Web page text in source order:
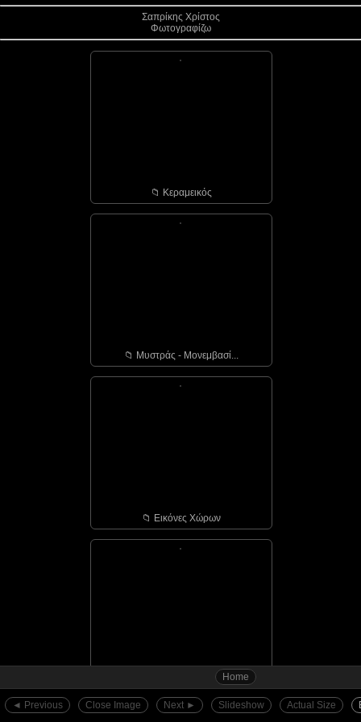
Home
◄︎ Previous Close Image Next ►︎ Slideshow Actual Size
Σαπρίκης Χρίστος
Φωτογραφίζω
📁︎ Κεραμεικός
📁︎ Μυστράς - Μονεμβασί...
📁︎ Εικόνες Χώρων
📁︎ Αγιάσος - οι πόρτε...